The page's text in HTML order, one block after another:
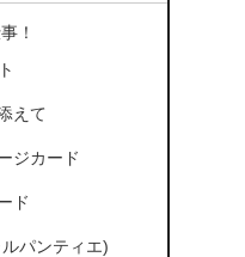
事！
えて
ジカード
ド
パンティエ)